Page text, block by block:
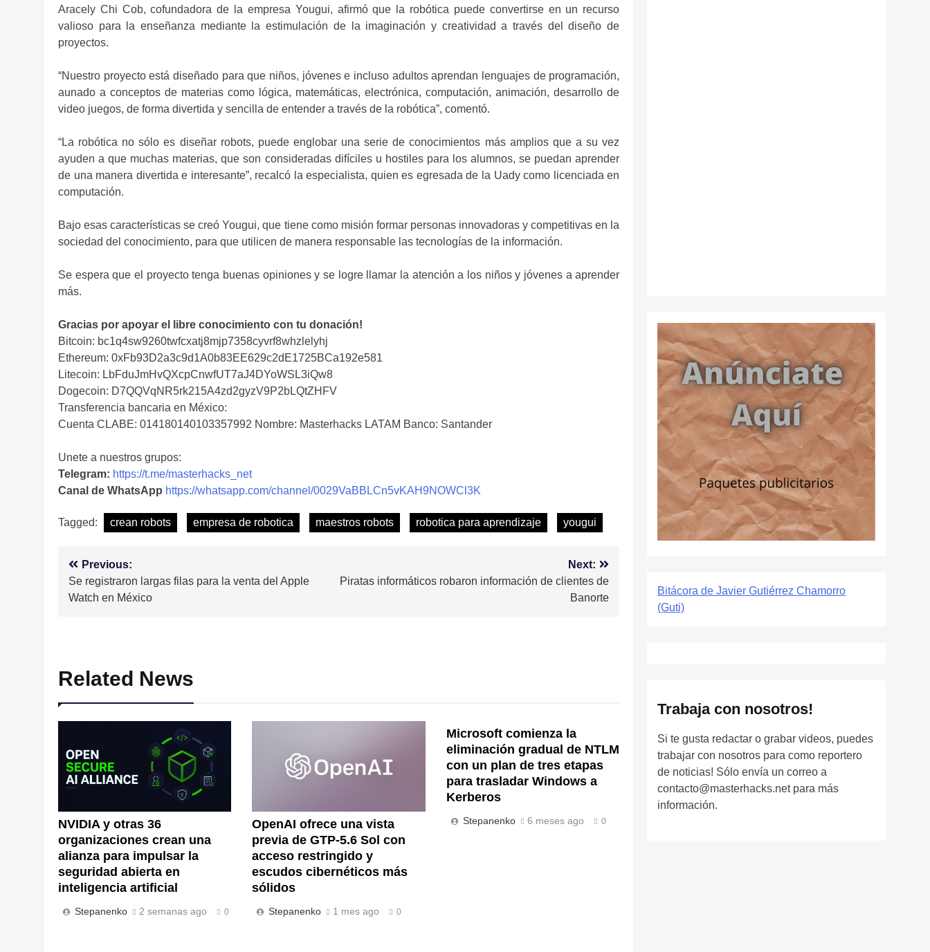
Aracely Chi Cob, cofundadora de la empresa Yougui, afirmó que la robótica puede convertirse en un recurso
valioso para la enseñanza mediante la estimulación de la imaginación y creatividad a través del diseño de
proyectos.
“Nuestro proyecto está diseñado para que niños, jóvenes e incluso adultos aprendan lenguajes de programación,
aunado a conceptos de materias como lógica, matemáticas, electrónica, computación, animación, desarrollo de
video juegos, de forma divertida y sencilla de entender a través de la robótica”, comentó.
“La robótica no sólo es diseñar robots, puede englobar una serie de conocimientos más amplios que a su vez
ayuden a que muchas materias, que son consideradas difíciles u hostiles para los alumnos, se puedan aprender
de una manera divertida e interesante”, recalcó la especialista, quien es egresada de la Uady como licenciada en
computación.
Bajo esas características se creó Yougui, que tiene como misión formar personas innovadoras y competitivas en la
sociedad del conocimiento, para que utilicen de manera responsable las tecnologías de la información.
Se espera que el proyecto tenga buenas opiniones y se logre llamar la atención a los niños y jóvenes a aprender
más.
Gracias por apoyar el libre conocimiento con tu donación!
Bitcoin: bc1q4sw9260twfcxatj8mjp7358cyvrf8whzlelyhj
Ethereum: 0xFb93D2a3c9d1A0b83EE629c2dE1725BCa192e581
Litecoin: LbFduJmHvQXcpCnwfUT7aJ4DYoWSL3iQw8
Dogecoin: D7QQVqNR5rk215A4zd2gyzV9P2bLQtZHFV
Transferencia bancaria en México:
Cuenta CLABE: 014180140103357992 Nombre: Masterhacks LATAM Banco: Santander
Unete a nuestros grupos:
Telegram: https://t.me/masterhacks_net
Canal de WhatsApp https://whatsapp.com/channel/0029VaBBLCn5vKAH9NOWCl3K
Tagged: crean robots empresa de robotica maestros robots robotica para aprendizaje yougui
Navegación
de
Previous:
Se registraron largas filas para la venta del Apple
Watch en México
Next:
Piratas informáticos robaron información de clientes de
Banorte
Related News
NVIDIA y otras 36
organizaciones crean una
alianza para impulsar la
seguridad abierta en
inteligencia artificial
Stepanenko 2 semanas ago 0
OpenAI ofrece una vista
previa de GTP-5.6 Sol con
acceso restringido y
escudos cibernéticos más
sólidos
Stepanenko 1 mes ago 0
Microsoft comienza la
eliminación gradual de NTLM
con un plan de tres etapas
para trasladar Windows a
Kerberos
Stepanenko 6 meses ago 0
Bitácora de Javier Gutiérrez Chamorro
(Guti)
Trabaja con nosotros!
Si te gusta redactar o grabar videos, puedes
trabajar con nosotros para como reportero
de noticias! Sólo envía un correo a
contacto@masterhacks.net para más
información.